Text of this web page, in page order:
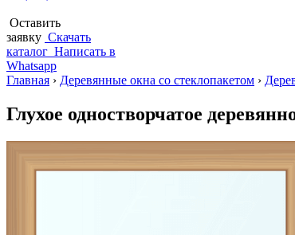
Оставить
заявку Скачать
каталог Написать в
Whatsapp
Главная › Деревянные окна со стеклопакетом ›
Глухое одностворчатое